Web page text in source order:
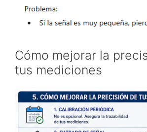
Cómo mejorar la
tus mediciones